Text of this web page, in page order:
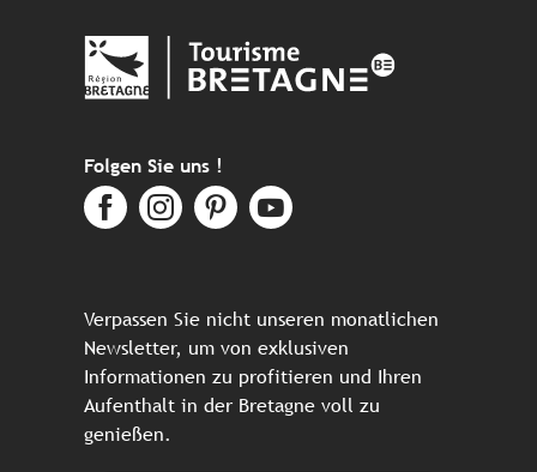
Folgen Sie uns !
Verpassen Sie nicht unseren monatlichen
Newsletter, um von exklusiven
Informationen zu profitieren und Ihren
Aufenthalt in der Bretagne voll zu
genießen.